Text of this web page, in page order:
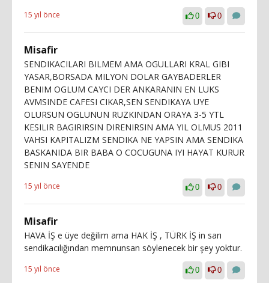
15 yıl önce 0 0
Misafir
SENDIKACILARI BILMEM AMA OGULLARI KRAL GIBI
YASAR,BORSADA MILYON DOLAR GAYBADERLER
BENIM OGLUM CAYCI DER ANKARANIN EN LUKS
AVMSINDE CAFESI CIKAR,SEN SENDIKAYA UYE
OLURSUN OGLUNUN RUZKINDAN ORAYA 3-5 YTL
KESILIR BAGIRIRSIN DIRENIRSIN AMA YIL OLMUS 2011
VAHSI KAPITALIZM SENDIKA NE YAPSIN AMA SENDIKA
BASKANIDA BIR BABA O COCUGUNA IYI HAYAT KURUR
SENIN SAYENDE
15 yıl önce 0 0
Misafir
HAVA İŞ e üye değilim ama HAK İŞ , TÜRK İŞ in sarı
sendikacılığından memnunsan söylenecek bir şey yoktur.
15 yıl önce 0 0